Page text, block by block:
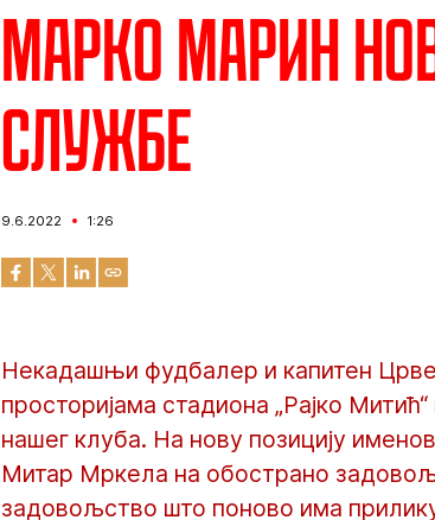
Марко Марин
службе
9.6.2022 1:26
Некадашњи фудбалер и капитен
просторијама стадиона „Рајко
нашег клуба. На нову позицију
Митар Мркела на обострано
задовољство што поново има